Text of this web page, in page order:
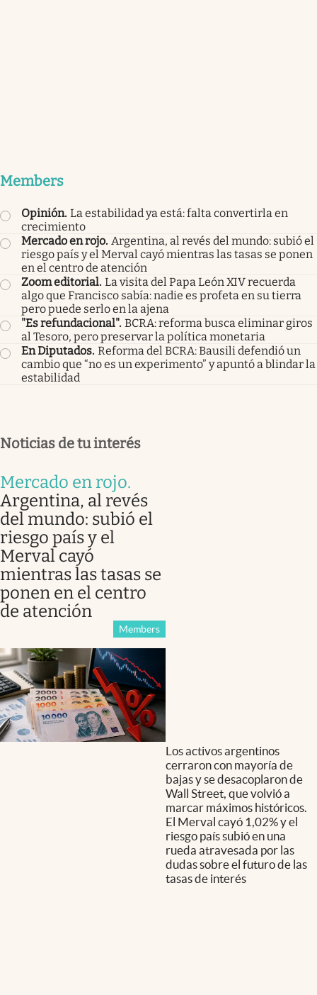
Members
Opinión. La estabilidad ya está: falta convertirla en
crecimiento
Mercado en rojo. Argentina, al revés del mundo: subió el
riesgo país y el Merval cayó mientras las tasas se ponen
en el centro de atención
Zoom editorial. La visita del Papa León XIV recuerda
algo que Francisco sabía: nadie es profeta en su tierra
pero puede serlo en la ajena
"Es refundacional". BCRA: reforma busca eliminar giros
al Tesoro, pero preservar la política monetaria
En Diputados. Reforma del BCRA: Bausili defendió un
cambio que “no es un experimento” y apuntó a blindar la
estabilidad
Noticias de tu interés
Mercado en rojo.
Argentina, al revés
del mundo: subió el
riesgo país y el
Merval cayó
mientras las tasas se
ponen en el centro
de atención
Members
Los activos argentinos
cerraron con mayoría de
bajas y se desacoplaron de
Wall Street, que volvió a
marcar máximos históricos.
El Merval cayó 1,02% y el
riesgo país subió en una
rueda atravesada por las
dudas sobre el futuro de las
tasas de interés